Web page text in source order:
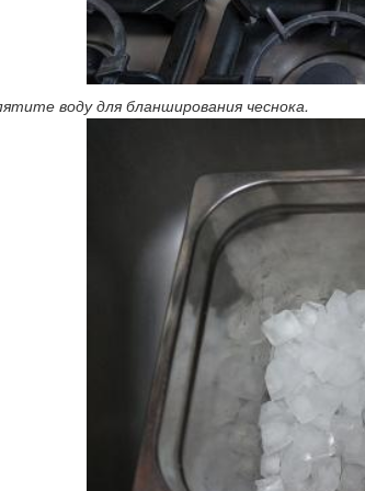
воду для бланширования чеснока.